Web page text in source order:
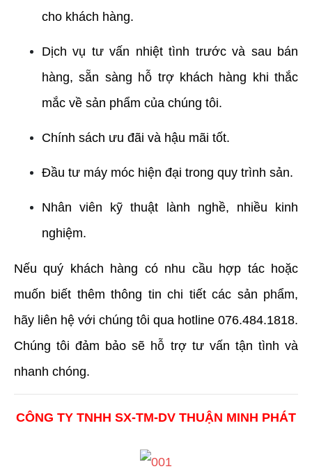
cho khách hàng.
Dịch vụ tư vấn nhiệt tình trước và sau bán
hàng, sẵn sàng hỗ trợ khách hàng khi thắc
mắc về sản phẩm của chúng tôi.
Chính sách ưu đãi và hậu mãi tốt.
Đầu tư máy móc hiện đại trong quy trình sản.
Nhân viên kỹ thuật lành nghề, nhiều kinh
nghiệm.
Nếu quý khách hàng có nhu cầu hợp tác hoặc
muốn biết thêm thông tin chi tiết các sản phẩm,
hãy liên hệ với chúng tôi qua hotline 076.484.1818.
Chúng tôi đảm bảo sẽ hỗ trợ tư vấn tận tình và
nhanh chóng.
CÔNG TY TNHH SX-TM-DV THUẬN MINH PHÁT